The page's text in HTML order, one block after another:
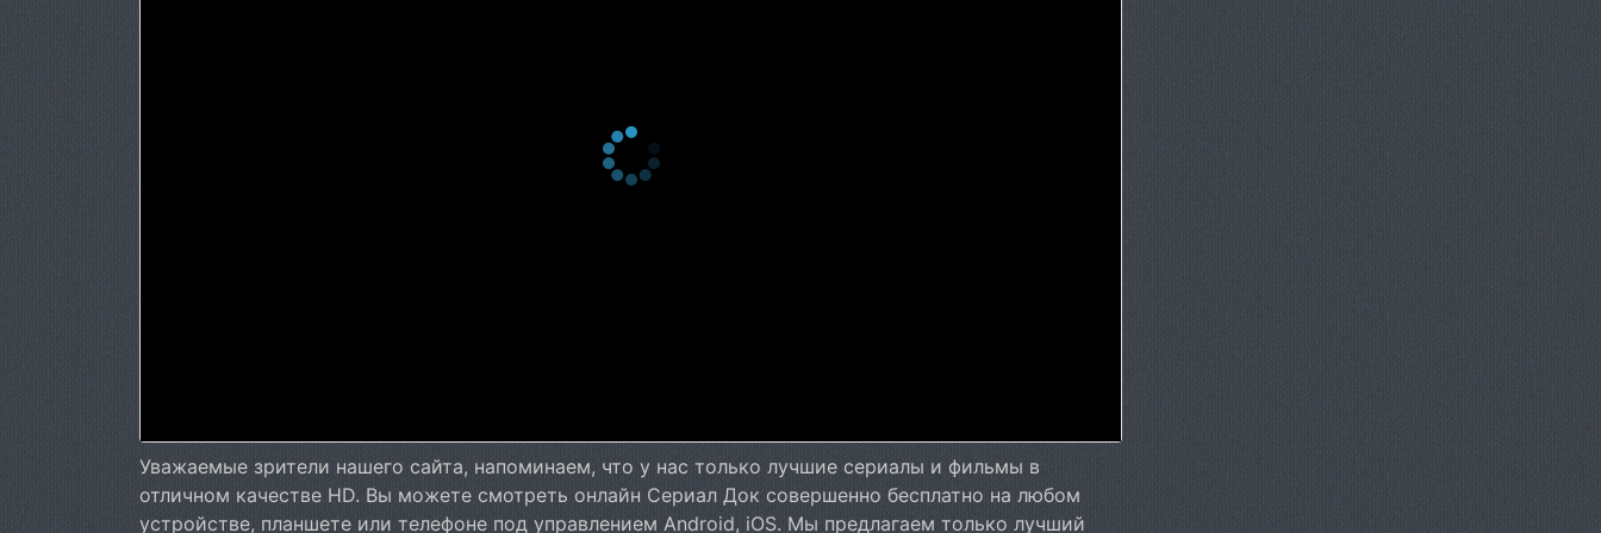
2 сезон 8 серия
2 сезон 7 серия
22 октября 2025
15 октября 2025
8 октября 2025
1 октября 2025
1 января 2025
1 сезон 10 серия
...Must Come Down
1 января 2025
1 сезон 9 серия
What Goes Up...
1 января 2025
1 сезон 8 серия
Man Plans 1 января 2025
Уважаемые зрители нашего сайта, напоминаем, что у нас только лучшие сериалы и фильмы в
отличном качестве HD. Вы можете смотреть онлайн Сериал Док совершенно бесплатно на любом
устройстве, планшете или телефоне под управлением Android, iOS. Мы предлагаем только лучший